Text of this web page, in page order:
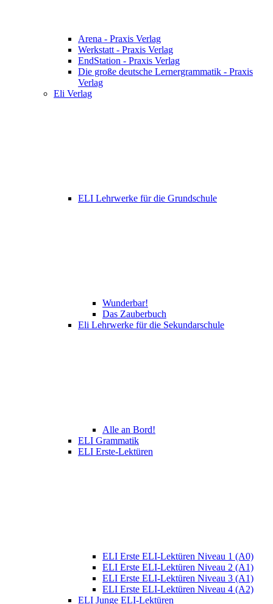
Arena - Praxis Verlag
Werkstatt - Praxis Verlag
EndStation - Praxis Verlag
Die große deutsche Lernergrammatik - Praxis
Verlag
Eli Verlag
ELI Lehrwerke für die Grundschule
Wunderbar!
Das Zauberbuch
Eli Lehrwerke für die Sekundarschule
Alle an Bord!
ELI Grammatik
ELI Erste-Lektüren
ELI Erste ELI-Lektüren Niveau 1 (A0)
ELI Erste ELI-Lektüren Niveau 2 (A1)
ELI Erste ELI-Lektüren Niveau 3 (A1)
ELI Erste ELI-Lektüren Niveau 4 (A2)
ELI Junge ELI-Lektüren